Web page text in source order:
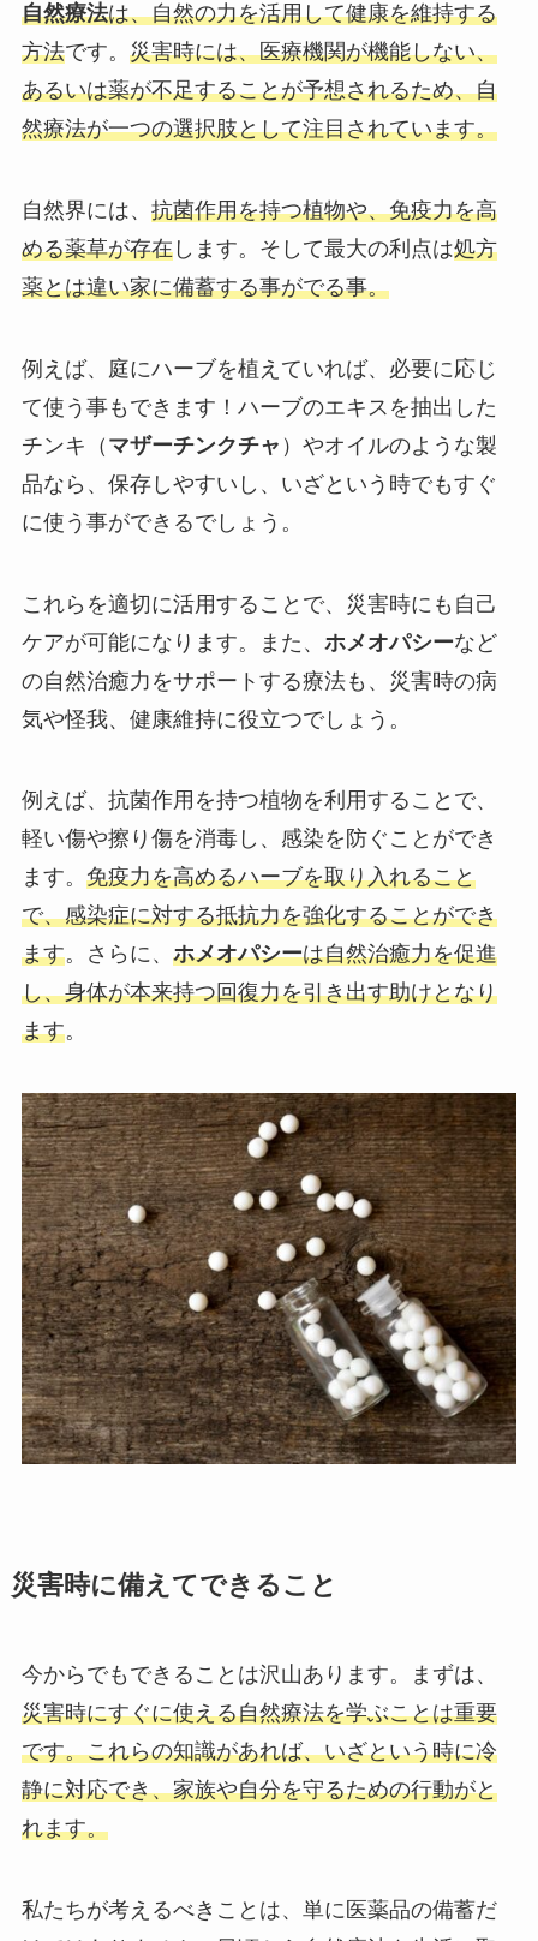
自然療法は、自然の力を活用して健康を維持する
方法です。 災害時には、医療機関が機能しない、
あるいは薬が不足することが予想されるため、自
然療法が一つの選択肢として注目されています。
自然界には、 抗菌作用を持つ植物や、免疫力を高
める薬草が存在します。そして最大の利点は処方
薬とは違い家に備蓄する事がでる事。
例えば、庭にハーブを植えていれば、必要に応じ
て使う事もできます！ハーブのエキスを抽出した
チンキ（ マザーチンクチャ ）やオイルのような製
品なら、保存しやすいし、いざという時でもすぐ
に使う事ができるでしょう。
これらを適切に活用することで、災害時にも自己
ケアが可能になります。また、 ホメオパシーなど
の自然治癒力をサポートする療法も、災害時の病
気や怪我、健康維持に役立つでしょう。
例えば、抗菌作用を持つ植物を利用することで、
軽い傷や擦り傷を消毒し、感染を防ぐことができ
ます。 免疫力を高めるハーブを取り入れること
で、感染症に対する抵抗力を強化することができ
ます。さらに、 ホメオパシーは自然治癒力を促進
し、身体が本来持つ回復力を引き出す助けとなり
ます。
災害時に備えてできること
今からでもできることは沢山あります。まずは、
災害時にすぐに使える自然療法を学ぶことは重要
です。これらの知識があれば、いざという時に冷
静に対応でき、家族や自分を守るための行動がと
れます。
私たちが考えるべきことは、単に医薬品の備蓄だ